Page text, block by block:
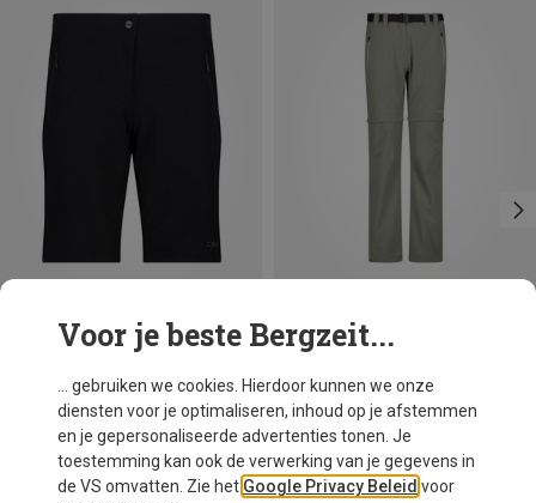
+4 Maten
Dames Bermuda Short
Je bespaart 38%
Voor je beste Bergzeit...
... gebruiken we cookies. Hierdoor kunnen we onze
diensten voor je optimaliseren, inhoud op je afstemmen
en je gepersonaliseerde advertenties tonen. Je
toestemming kan ook de verwerking van je gegevens in
de VS omvatten. Zie het Google Privacy Beleid voor